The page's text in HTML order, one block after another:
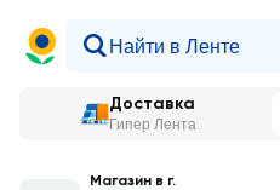
Доставка
Гипер Лента
Магазин в г.